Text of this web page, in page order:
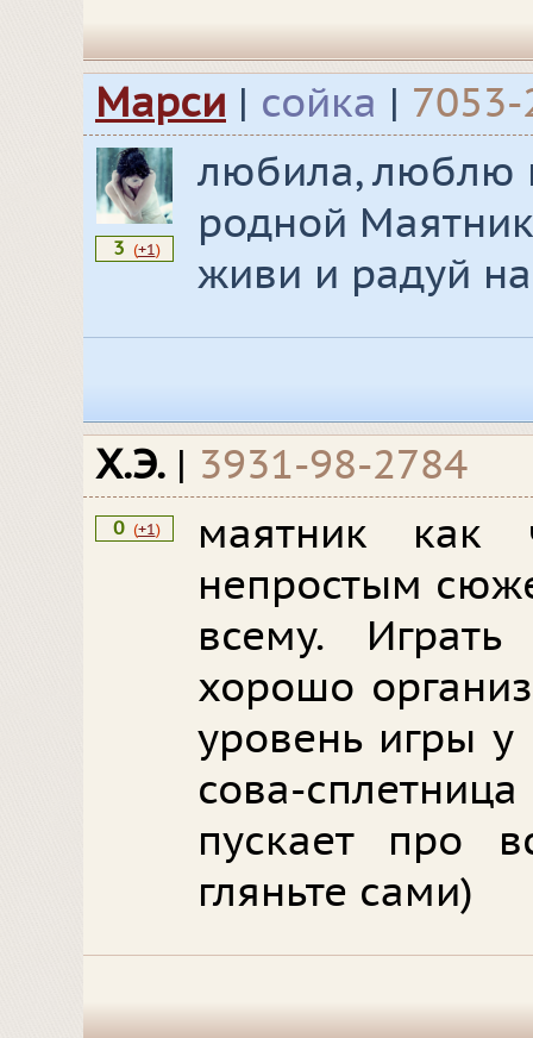
Марси | сойка |
3 (+1)
любила, люблю
родной
живи и радуй
Х.Э. | 3931-98-2784
0 (+1)
маятник как
непростым
всему.
хорошо
уровень игры у
сова-
пускает про
гляньте сами)